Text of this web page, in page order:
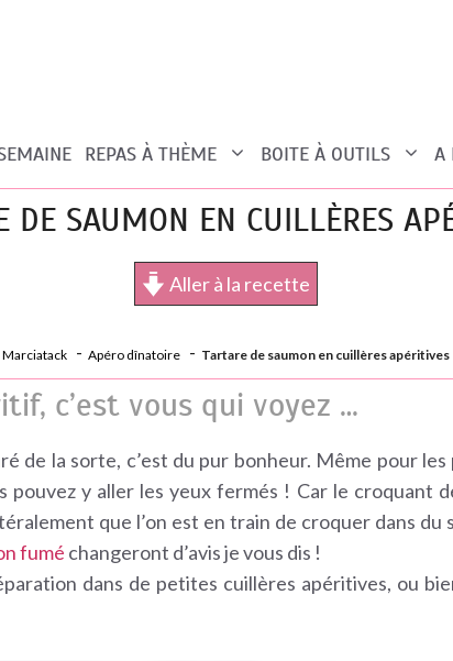
REPAS À THÈME BOITE À OUTILS A
DE SAUMON EN CUILLÈRES
Aller à la recette
Marciatack Apéro dînatoire Tartare de saumon en cuillères apéritives
c’est vous qui voyez …
de la sorte, c’est du pur bonheur. Même pour
pouvez y aller les yeux fermés ! Car le croquant
que l’on est en train de croquer dans du
fumé changeront d’avis je vous dis !
dans de petites cuillères apéritives, ou